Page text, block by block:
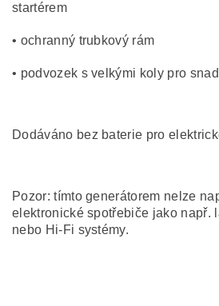
startérem
• ochranný trubkový rám
• podvozek s velkými koly pro
Dodáváno bez baterie pro
Pozor: tímto generátorem nelze
elektronické spotřebiče jako např.
nebo Hi-Fi systémy.